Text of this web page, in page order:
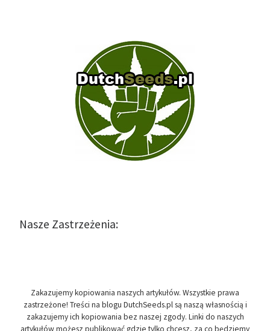
Nasze Zastrzeżenia:
Zakazujemy kopiowania naszych artykułów. Wszystkie prawa
zastrzeżone! Treści na blogu DutchSeeds.pl są naszą własnością i
zakazujemy ich kopiowania bez naszej zgody. Linki do naszych